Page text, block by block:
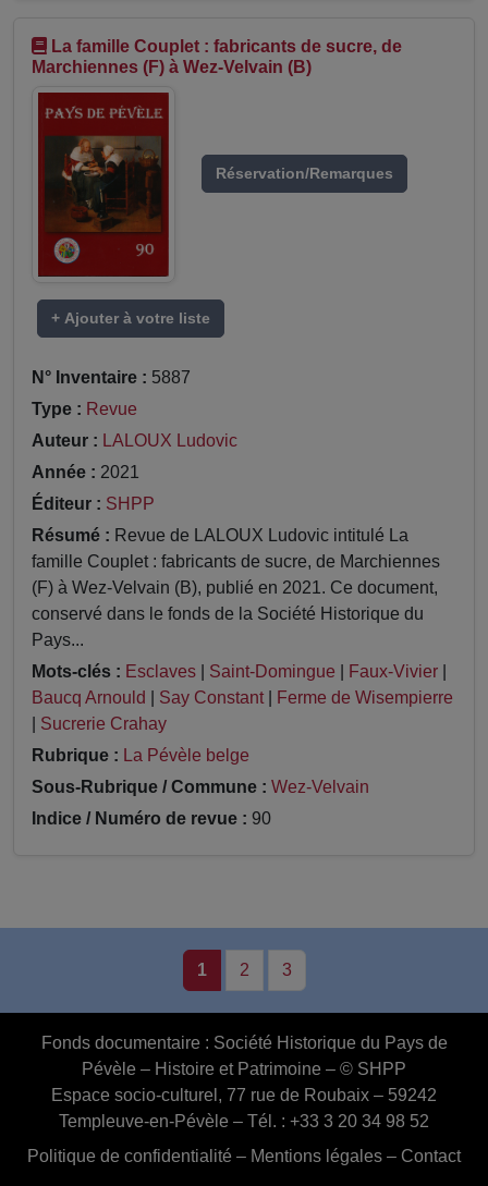
La famille Couplet : fabricants de sucre, de
Marchiennes (F) à Wez-Velvain (B)
Réservation/Remarques
+ Ajouter à votre liste
N° Inventaire : 5887
Type : Revue
Auteur : LALOUX Ludovic
Année : 2021
Éditeur : SHPP
Résumé : Revue de LALOUX Ludovic intitulé La
famille Couplet : fabricants de sucre, de Marchiennes
(F) à Wez-Velvain (B), publié en 2021. Ce document,
conservé dans le fonds de la Société Historique du
Pays...
Mots-clés : Esclaves Saint-Domingue Faux-Vivier
Baucq Arnould
Say Constant|
Ferme de Wisempierre
Sucrerie Crahay
Rubrique : La Pévèle belge
Sous-Rubrique / Commune : Wez-Velvain
Indice / Numéro de revue : 90
1 2 3
Fonds documentaire : Société Historique du Pays de
Pévèle – Histoire et Patrimoine – © SHPP
Espace socio-culturel, 77 rue de Roubaix – 59242
Templeuve-en-Pévèle – Tél. : +33 3 20 34 98 52
Politique de confidentialité – Mentions légales – Contact